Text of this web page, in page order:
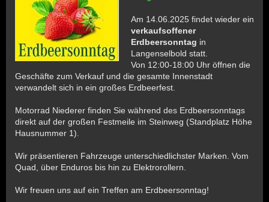
Am 14.06.2025 findet wieder ein
verkaufsoffener
Erdbeersonntag in
Langenselbold statt.
Von 12:00-18:00 Uhr öffnen die
Geschäfte zum Verkauf und die gesamte Innenstadt
verwandelt sich in ein großes Erdbeerfest.
Motorrad Niederer finden Sie während des Erdbeersonntags
direkt auf der großen Festmeile im Steinweg (Standplatz Höhe
Hausnummer 1).
Wir präsentieren Fahrzeuge unterschiedlichster Marken. Vom
Quad, über Enduros bis hin zu Elektrorollern.
Wir freuen uns auf ein Treffen am Erdbeersonntag!